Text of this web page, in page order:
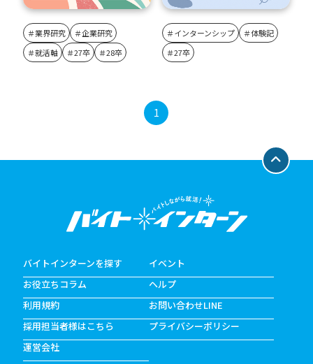
＃業界研究
＃企業研究
＃就活軸
＃27卒 ＃28卒
＃インターンシップ
＃体験記
＃27卒
1
バイトインターンを探す
イベント
お役立ちコラム
ヘルプ
利用規約
お問い合わせLINE
採用担当者様はこちら
プライバシーポリシー
運営会社